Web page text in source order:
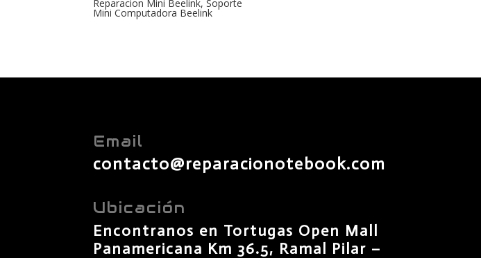
Reparacion Mini Beelink, Soporte
Mini Computadora Beelink
Email
contacto@reparacionotebook.com
Ubicación
Encontranos en Tortugas Open Mall
Panamericana Km 36.5, Ramal Pilar –